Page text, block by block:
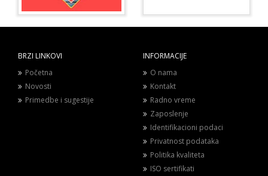
BRZI LINKOVI
Početna
Novosti
Primedbe i sugestije
INFORMACIJE
O nama
Kontakt
Radno vreme
Zaposlenje
Identifikacioni podaci
Privatnost podataka
Politika kvaliteta
ISO sertifikati